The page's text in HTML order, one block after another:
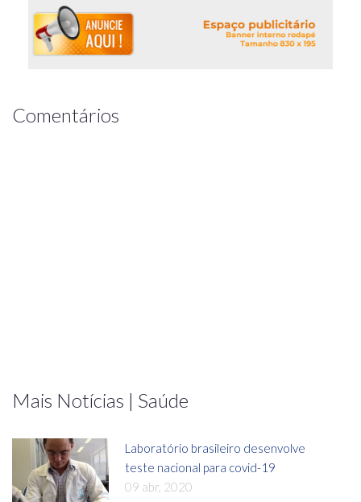
Comentários
Mais Notícias | Saúde
Laboratório brasileiro desenvolve
teste nacional para covid-19
09 abr, 2020